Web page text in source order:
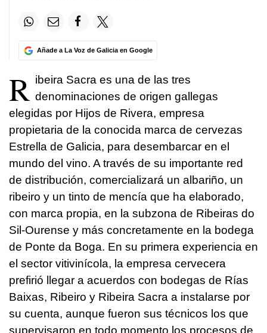
Añade a La Voz de Galicia en Google
R ibeira Sacra es una de las tres
denominaciones de origen gallegas
elegidas por Hijos de Rivera, empresa
propietaria de la conocida marca de cervezas
Estrella de Galicia, para desembarcar en el
mundo del vino. A través de su importante red
de distribución, comercializará un albariño, un
ribeiro y un tinto de mencía que ha elaborado,
con marca propia, en la subzona de Ribeiras do
Sil-Ourense y más concretamente en la bodega
de Ponte da Boga. En su primera experiencia en
el sector vitivinícola, la empresa cervecera
prefirió llegar a acuerdos con bodegas de Rías
Baixas, Ribeiro y Ribeira Sacra a instalarse por
su cuenta, aunque fueron sus técnicos los que
supervisaron en todo momento los procesos de